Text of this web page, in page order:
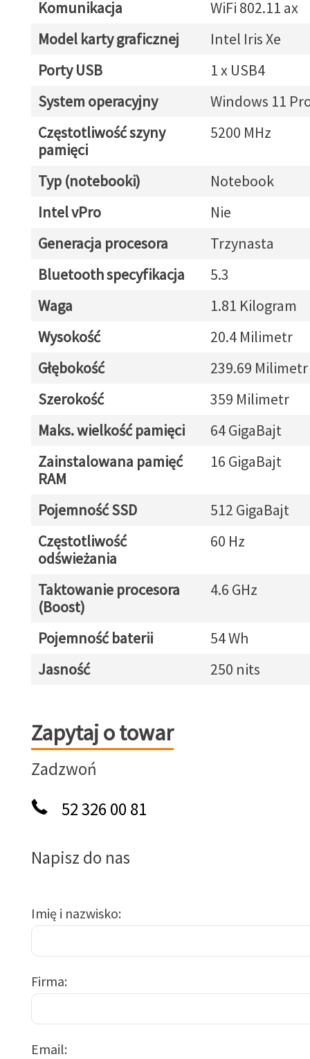
Komunikacja
WiFi 802.11 ax
Model karty graficznej
Intel Iris Xe
Porty USB
1 x USB4
System operacyjny
Windows 11
Częstotliwość szyny
pamięci
5200 MHz
Typ (notebooki)
Notebook
Intel vPro
Nie
Generacja procesora
Trzynasta
Bluetooth specyfikacja
5.3
Waga
1.81 Kilogram
Wysokość
20.4 Milimetr
Głębokość
239.69 Milimetr
Szerokość
359 Milimetr
Maks. wielkość pamięci
64 GigaBajt
Zainstalowana pamięć
RAM
16 GigaBajt
Pojemność SSD
512 GigaBajt
Częstotliwość
odświeżania
60 Hz
Taktowanie procesora
(Boost)
4.6 GHz
Pojemność baterii
54 Wh
Jasność
250 nits
Zapytaj o towar
Zapytaj o towar
Zadzwoń
52 326 00 81
Napisz do nas
Imię i nazwisko
Firma
Email